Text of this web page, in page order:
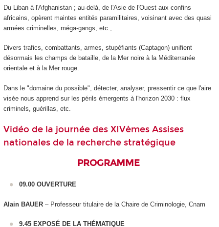
Du Liban à l'Afghanistan ; au-delà, de l'Asie de l'Ouest aux confins
africains, opèrent maintes en­tités paramilitaires, voisinant avec des quasi
armées criminelles, méga-gangs, etc.,
Divers trafics, combattants, armes, stupéfiants (Captagon) unifient
désormais les champs de bataille, de la Mer noire à la Méditerranée
orientale et à la Mer rouge.
Dans le "domaine du possible", détecter, analyser, pressentir ce que l'aire
visée nous ap­prend sur les périls émergents à l'horizon 2030 : flux
criminels, guérillas, etc.
Vidéo de la journée des XIVèmes Assises
nationales de la recherche stratégique
PROGRAMME
09.00 OUVERTURE
Alain BAUER– Professeur titulaire de la Chaire de Criminologie, Cnam
9.45 EXPOSÉ DE LA THÉMATIQUE